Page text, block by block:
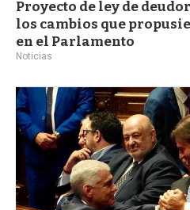
Proyecto de ley de
los cambios que
en el Parlamento
Noticias